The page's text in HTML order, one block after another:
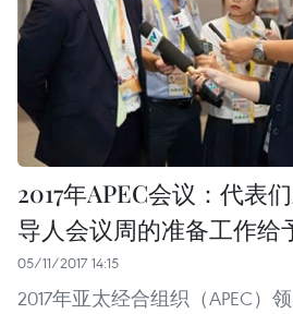
2017年APEC会议：代表
导人会议周的准备工作给
05/11/2017 14:15
2017年亚太经合组织（APEC）